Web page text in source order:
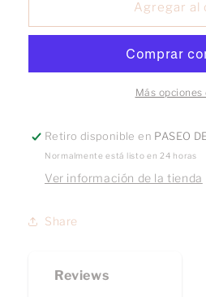
Estrella
Broquel
Estrella
piedras
Agregar al
Más opciones
Retiro disponible en PASEO
Normalmente está listo en 24 horas
Ver información de la tienda
Share
Reviews